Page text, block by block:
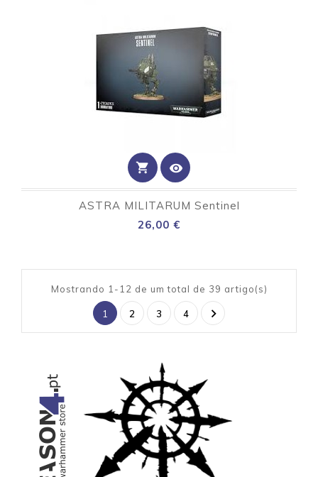
shopping_cart visibility
ASTRA MILITARUM Sentinel
26,00 €
Mostrando 1-12 de um total de 39 artigo(s)
1 2 3 4 